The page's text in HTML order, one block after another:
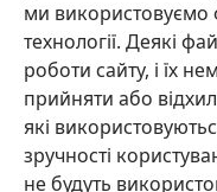
ми використовуємо
технології. Деякі
роботи сайту, і їх
прийняти або
які
зручності
не будуть
Українська
Copyright © 2026 Watch
Умови
Параметри